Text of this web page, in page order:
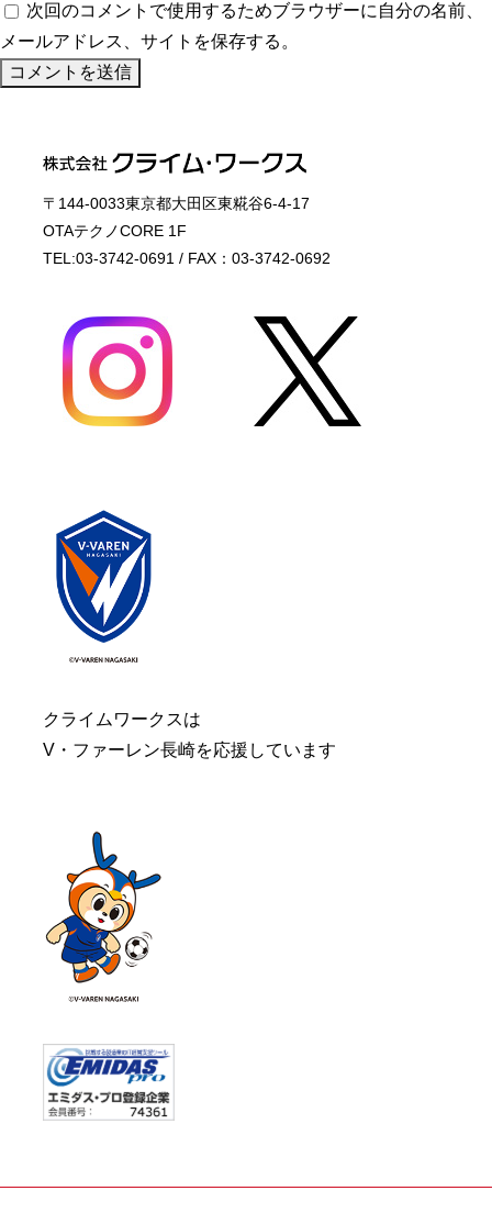
次回のコメントで使用するためブラウザーに自分の名前、
メールアドレス、サイトを保存する。
〒144-0033東京都大田区東糀谷6-4-17
OTAテクノCORE 1F
TEL:03-3742-0691 / FAX：03-3742-0692
クライムワークスは
V・ファーレン長崎を応援しています